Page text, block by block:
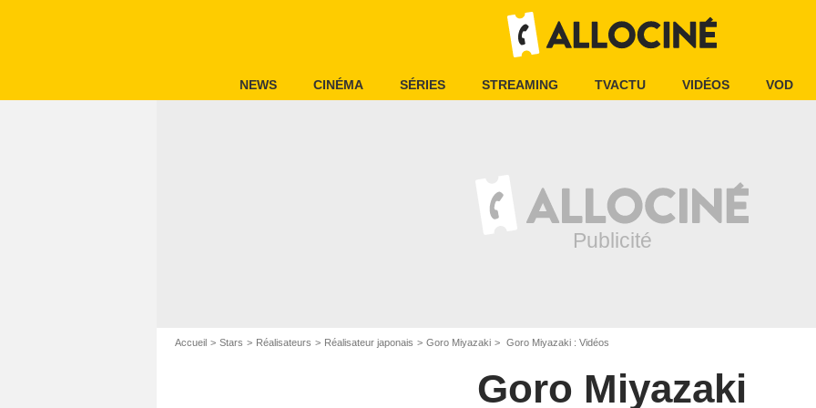
NEWS CINÉMA SÉRIES STREAMING TVACTU VIDÉOS VOD
Accueil Stars Réalisateurs Réalisateur japonais Goro Miyazaki Goro Miyazaki : Vidéos
Goro Miyazaki